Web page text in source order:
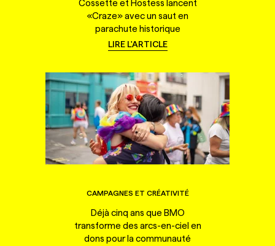
Cossette et Hostess lancent
«Craze» avec un saut en
parachute historique
LIRE L'ARTICLE
CAMPAGNES ET CRÉATIVITÉ
Déjà cinq ans que BMO
transforme des arcs-en-ciel en
dons pour la communauté